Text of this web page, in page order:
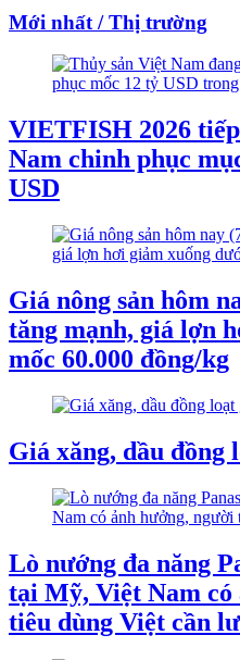
Mới nhất / Thị trường
VIETFISH 2026
Nam chinh phục
USD
Giá nông sản hôm
tăng mạnh, giá lợn
mốc 60.000 đồng/kg
Giá xăng, dầu đồng
Lò nướng đa năng
tại Mỹ, Việt Nam có
tiêu dùng Việt cần